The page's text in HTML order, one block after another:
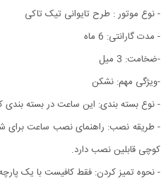
- نوع موتور : طرح تایوانی تیک تاکی
- مدت گارانتی: 6 ماه
-ضخامت: 3 میل
-ویژگی مهم: نشکن
- نوع بسته بندی: این ساعت در بسته بندی کارتون سایز 30 در 30 تقدیم شما می باشد که پس از نصب
- طریقه نصب: راهنمای نصب ساعت
کوچی قابلین نصب دارد.
- نحوه تمیز کردن: فقط کافیست با یک